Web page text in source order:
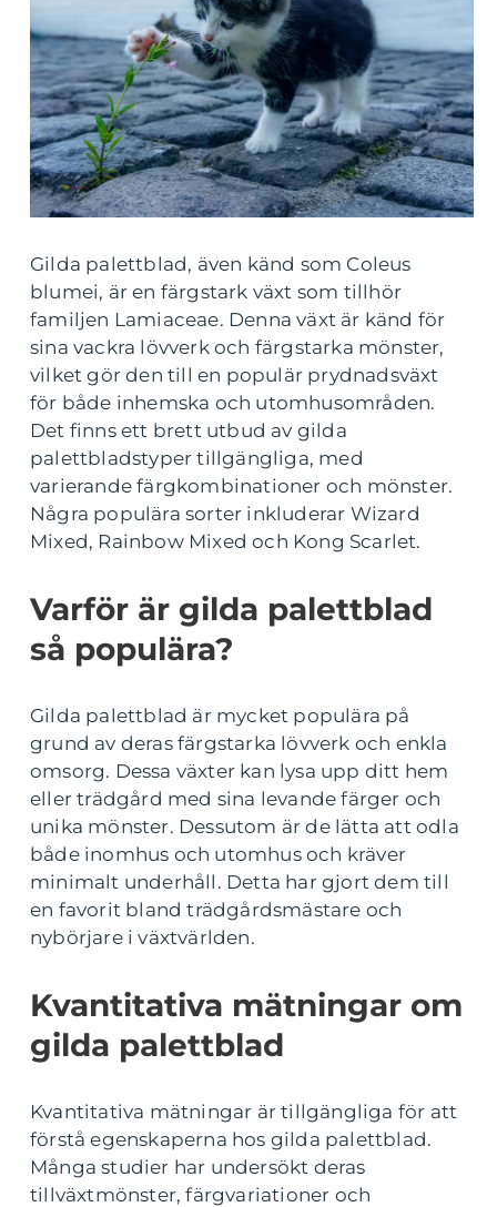
Gilda palettblad, även känd som Coleus
blumei, är en färgstark växt som tillhör
familjen Lamiaceae. Denna växt är känd för
sina vackra lövverk och färgstarka mönster,
vilket gör den till en populär prydnadsväxt
för både inhemska och utomhusområden.
Det finns ett brett utbud av gilda
palettbladstyper tillgängliga, med
varierande färgkombinationer och mönster.
Några populära sorter inkluderar Wizard
Mixed, Rainbow Mixed och Kong Scarlet.
Varför är gilda palettblad
så populära?
Gilda palettblad är mycket populära på
grund av deras färgstarka lövverk och enkla
omsorg. Dessa växter kan lysa upp ditt hem
eller trädgård med sina levande färger och
unika mönster. Dessutom är de lätta att odla
både inomhus och utomhus och kräver
minimalt underhåll. Detta har gjort dem till
en favorit bland trädgårdsmästare och
nybörjare i växtvärlden.
Kvantitativa mätningar om
gilda palettblad
Kvantitativa mätningar är tillgängliga för att
förstå egenskaperna hos gilda palettblad.
Många studier har undersökt deras
tillväxtmönster, färgvariationer och